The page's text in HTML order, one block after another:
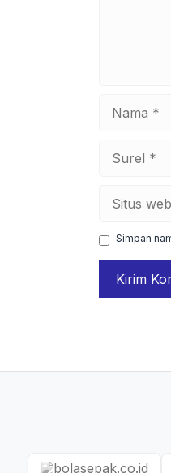
Simpan